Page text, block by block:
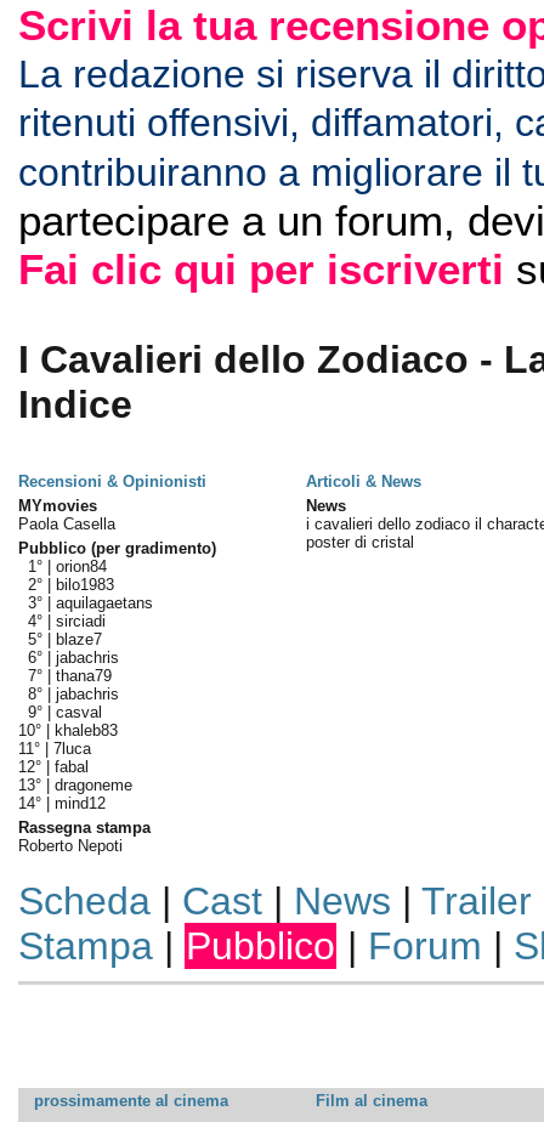
Scrivi la tua recensione
La redazione si riserva il
ritenuti offensivi, diffamatori,
contribuiranno a migliorare il
partecipare a un forum,
Fai clic qui per iscriverti
I Cavalieri dello Zodiaco -
Indice
Recensioni & Opinionisti
Articoli & News
MYmovies
Paola Casella
Pubblico (per gradimento)
1° | orion84
2° |
bilo1983
3° | aquilagaetans
4° | sirciadi
5° |
blaze7
6° | jabachris
7° | thana79
8° | jabachris
9° | casval
10° |
khaleb83
11° | 7luca
12° | fabal
13° | dragoneme
14° | mind12
Rassegna stampa
Roberto Nepoti
News
i cavalieri dello zodiaco il
poster di cristal
Scheda| Cast| News | Trailer
Stampa| Pubblico | Forum |
prossimamente al cinema
Film al cinema